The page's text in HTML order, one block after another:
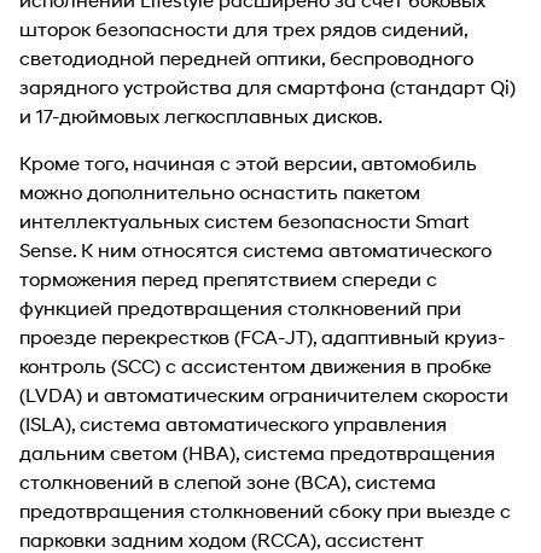
шторок безопасности для трех рядов сидений,
светодиодной передней оптики, беспроводного
зарядного устройства для смартфона (стандарт Qi)
и 17-дюймовых легкосплавных дисков.
Кроме того, начиная с этой версии, автомобиль
можно дополнительно оснастить пакетом
интеллектуальных систем безопасности Smart
Sense. К ним относятся система автоматического
торможения перед препятствием спереди с
функцией предотвращения столкновений при
проезде перекрестков (FCA-JT), адаптивный круиз-
контроль (SCC) с ассистентом движения в пробке
(LVDA) и автоматическим ограничителем скорости
(ISLA), система автоматического управления
дальним светом (HBA), система предотвращения
столкновений в слепой зоне (BCA), система
предотвращения столкновений сбоку при выезде с
парковки задним ходом (RCCA), ассистент